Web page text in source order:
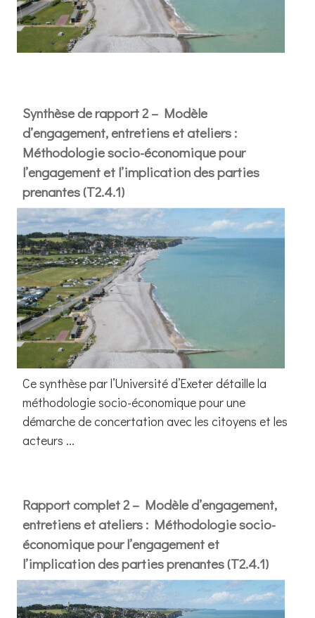
Synthèse de rapport 2 – Modèle
d’engagement, entretiens et ateliers :
Méthodologie socio-économique pour
l’engagement et l’implication des parties
prenantes (T2.4.1)
Ce synthèse par l’Université d’Exeter détaille la
méthodologie socio-économique pour une
démarche de concertation avec les citoyens et les
acteurs ...
Rapport complet 2 – Modèle d’engagement,
entretiens et ateliers : Méthodologie socio-
économique pour l’engagement et
l’implication des parties prenantes (T2.4.1)